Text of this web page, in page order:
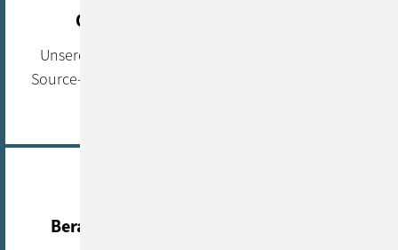
Open Source statt Abhängigkeit
Unsere Lösungen basieren auf führenden Open-
Source-Komponenten – für maximale Transparenz,
Beratung & Umsetzung aus einer Hand